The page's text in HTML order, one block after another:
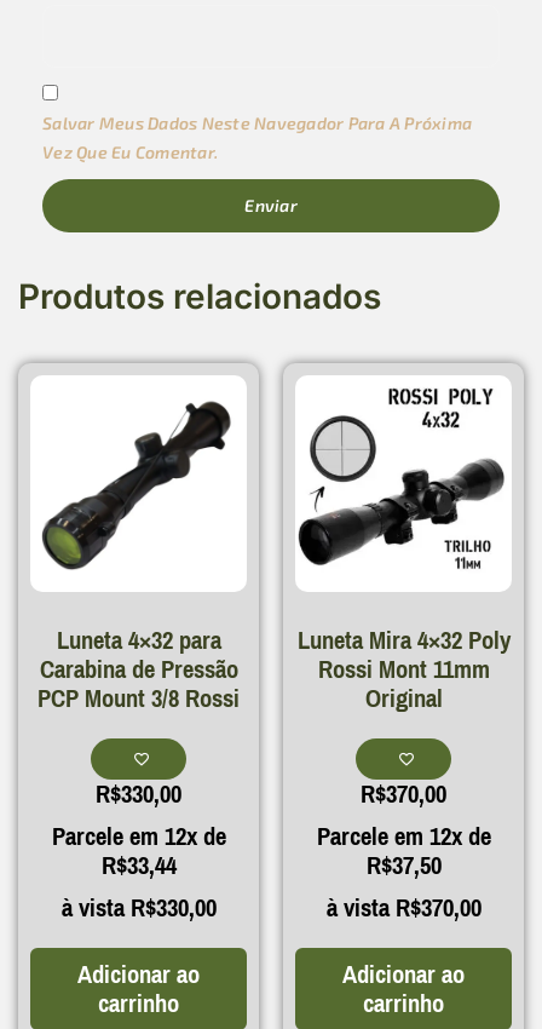
Salvar Meus Dados Neste Navegador Para A Próxima
Vez Que Eu Comentar.
Produtos relacionados
Luneta 4×32 para
Carabina de Pressão
PCP Mount 3/8 Rossi
R$330,00
Parcele em 12x de
R$33,44
à vistaR$330,00
Adicionar ao
carrinho
Luneta Mira 4×32 Poly
Rossi Mont 11mm
Original
R$370,00
Parcele em 12x de
R$37,50
à vistaR$370,00
Adicionar ao
carrinho